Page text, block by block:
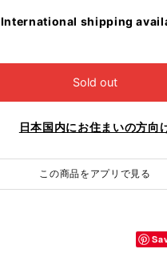
International shipping
Sold out
日本国内にお住まいの方向
この商品をアプリで見る